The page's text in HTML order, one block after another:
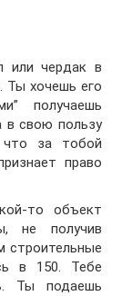
или чердак в
Ты хочешь его
получаешь
в свою пользу
что за тобой
право
то объект
не получив
строительные
в 150. Тебе
Ты подаешь